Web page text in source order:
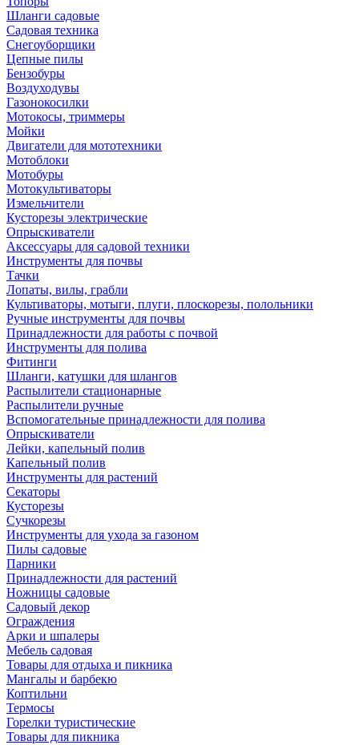
Шланги садовые
Садовая техника
Снегоуборщики
Цепные пилы
Бензобуры
Воздуходувы
Газонокосилки
Мотокосы, триммеры
Мойки
Двигатели для мототехники
Мотоблоки
Мотобуры
Мотокультиваторы
Измельчители
Кусторезы электрические
Опрыскиватели
Аксессуары для садовой техники
Инструменты для почвы
Тачки
Лопаты, вилы, грабли
Культиваторы, мотыги, плуги, плоскорезы, полольники
Ручные инструменты для почвы
Принадлежности для работы с почвой
Инструменты для полива
Фитинги
Шланги, катушки для шлангов
Распылители стационарные
Распылители ручные
Вспомогательные принадлежности для полива
Опрыскиватели
Лейки, капельный полив
Капельный полив
Инструменты для растений
Секаторы
Кусторезы
Сучкорезы
Инструменты для ухода за газоном
Пилы садовые
Парники
Принадлежности для растений
Ножницы садовые
Садовый декор
Ограждения
Арки и шпалеры
Мебель садовая
Товары для отдыха и пикника
Мангалы и барбекю
Коптильни
Термосы
Горелки туристические
Товары для пикника